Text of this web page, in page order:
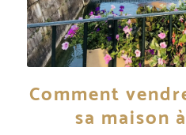
Comment
sa maison